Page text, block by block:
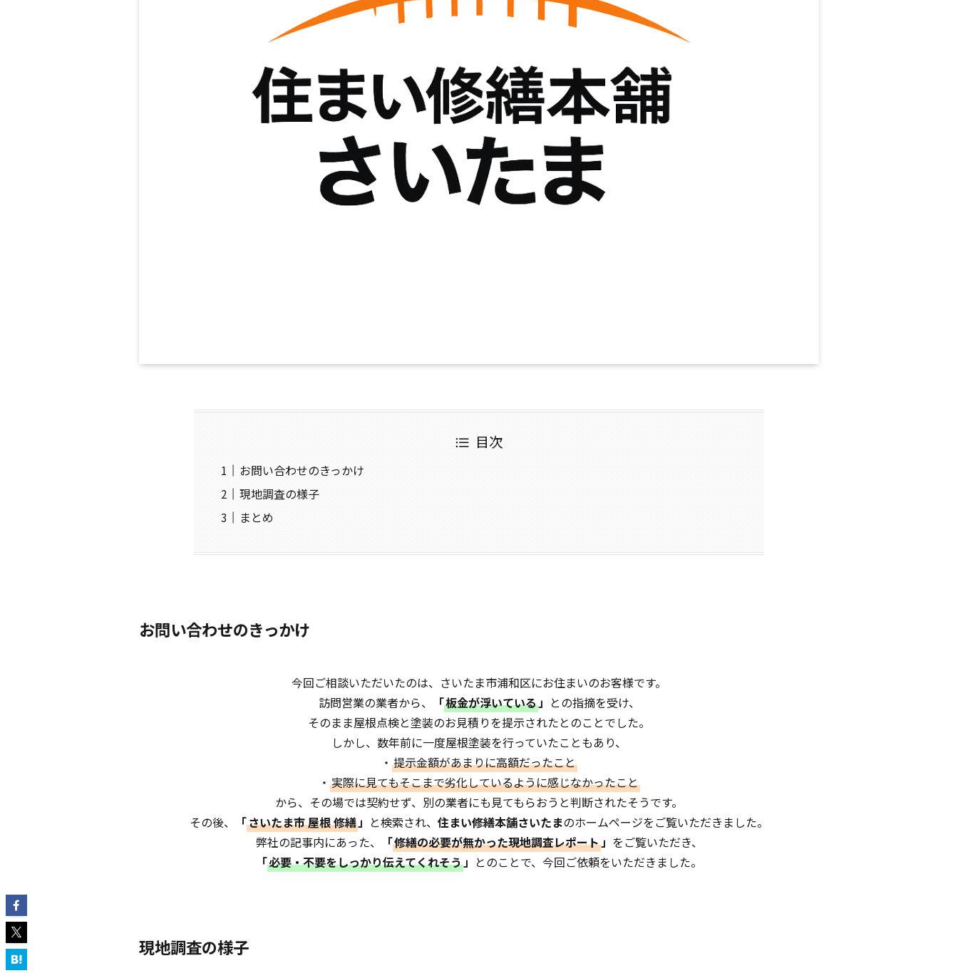
目次
お問い合わせのきっかけ
現地調査の様子
まとめ
お問い合わせのきっかけ
今回ご相談いただいたのは、さいたま市浦和区にお住まいのお客様です。
訪問営業の業者から、
「板金が浮いている」 との指摘を受け、
そのまま屋根点検と塗装のお見積りを提示されたとのことでした。
しかし、数年前に一度屋根塗装を行っていたこともあり、
・ 提示金額があまりに高額だったこと
・ 実際に見てもそこまで劣化しているように感じなかったこと
から、その場では契約せず、別の業者にも見てもらおうと判断されたそうです。
その後、
「さいたま市 屋根 修繕」 と検索され、 住まい修繕本舗さいたまのホームページをご覧いただきました。
弊社の記事内にあった、
「修繕の必要が無かった現地調査レポート」 をご覧いただき、
「必要・不要をしっかり伝えてくれそう」 とのことで、今回ご依頼をいただきました。
現地調査の様子